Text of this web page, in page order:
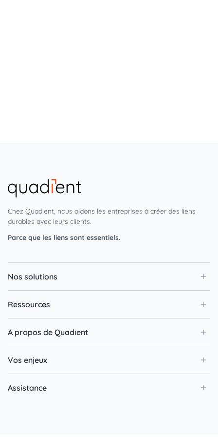
Chez Quadient, nous aidons les entreprises à créer des liens
durables avec leurs clients.
Parce que les liens sont essentiels.
Nos solutions
Ressources
A propos de Quadient
Vos enjeux
Assistance